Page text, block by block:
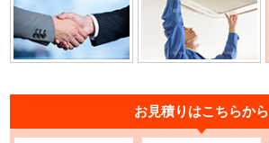
お見積りはこちらから